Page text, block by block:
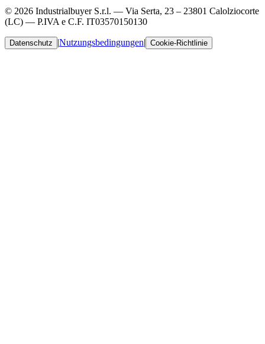
© 2026 Industrialbuyer S.r.l. — Via Serta, 23 – 23801 Calolziocorte
(LC) — P.IVA e C.F. IT03570150130
Datenschutz |Nutzungsbedingungen| Cookie-Richtlinie